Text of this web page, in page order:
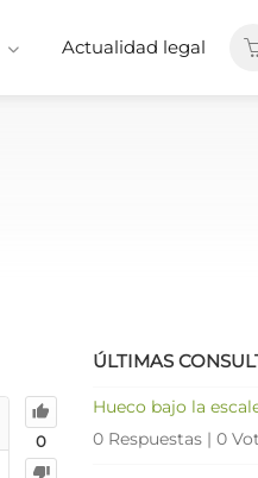
Actualidad legal
0
ÚLTIMAS
Hueco bajo la
0 Respuestas | 0